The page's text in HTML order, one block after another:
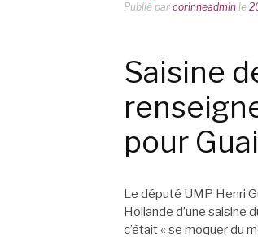
Publié par corinneadmin le
Saisine
pour
Le député UMP Henri
Hollande d’une saisine
c’était « se moquer du